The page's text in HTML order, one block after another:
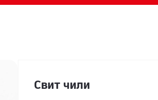
Свит чили